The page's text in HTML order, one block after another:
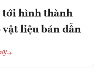
tới hình thành
liệu bán dẫn